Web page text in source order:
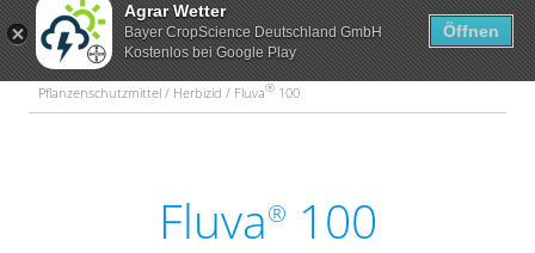
Agrar Wetter
Bayer CropScience Deutschland GmbH
Kostenlos bei Google Play
Öffnen
Pflanzenschutzmittel / Herbizid / Fluva® 100
Fluva® 100